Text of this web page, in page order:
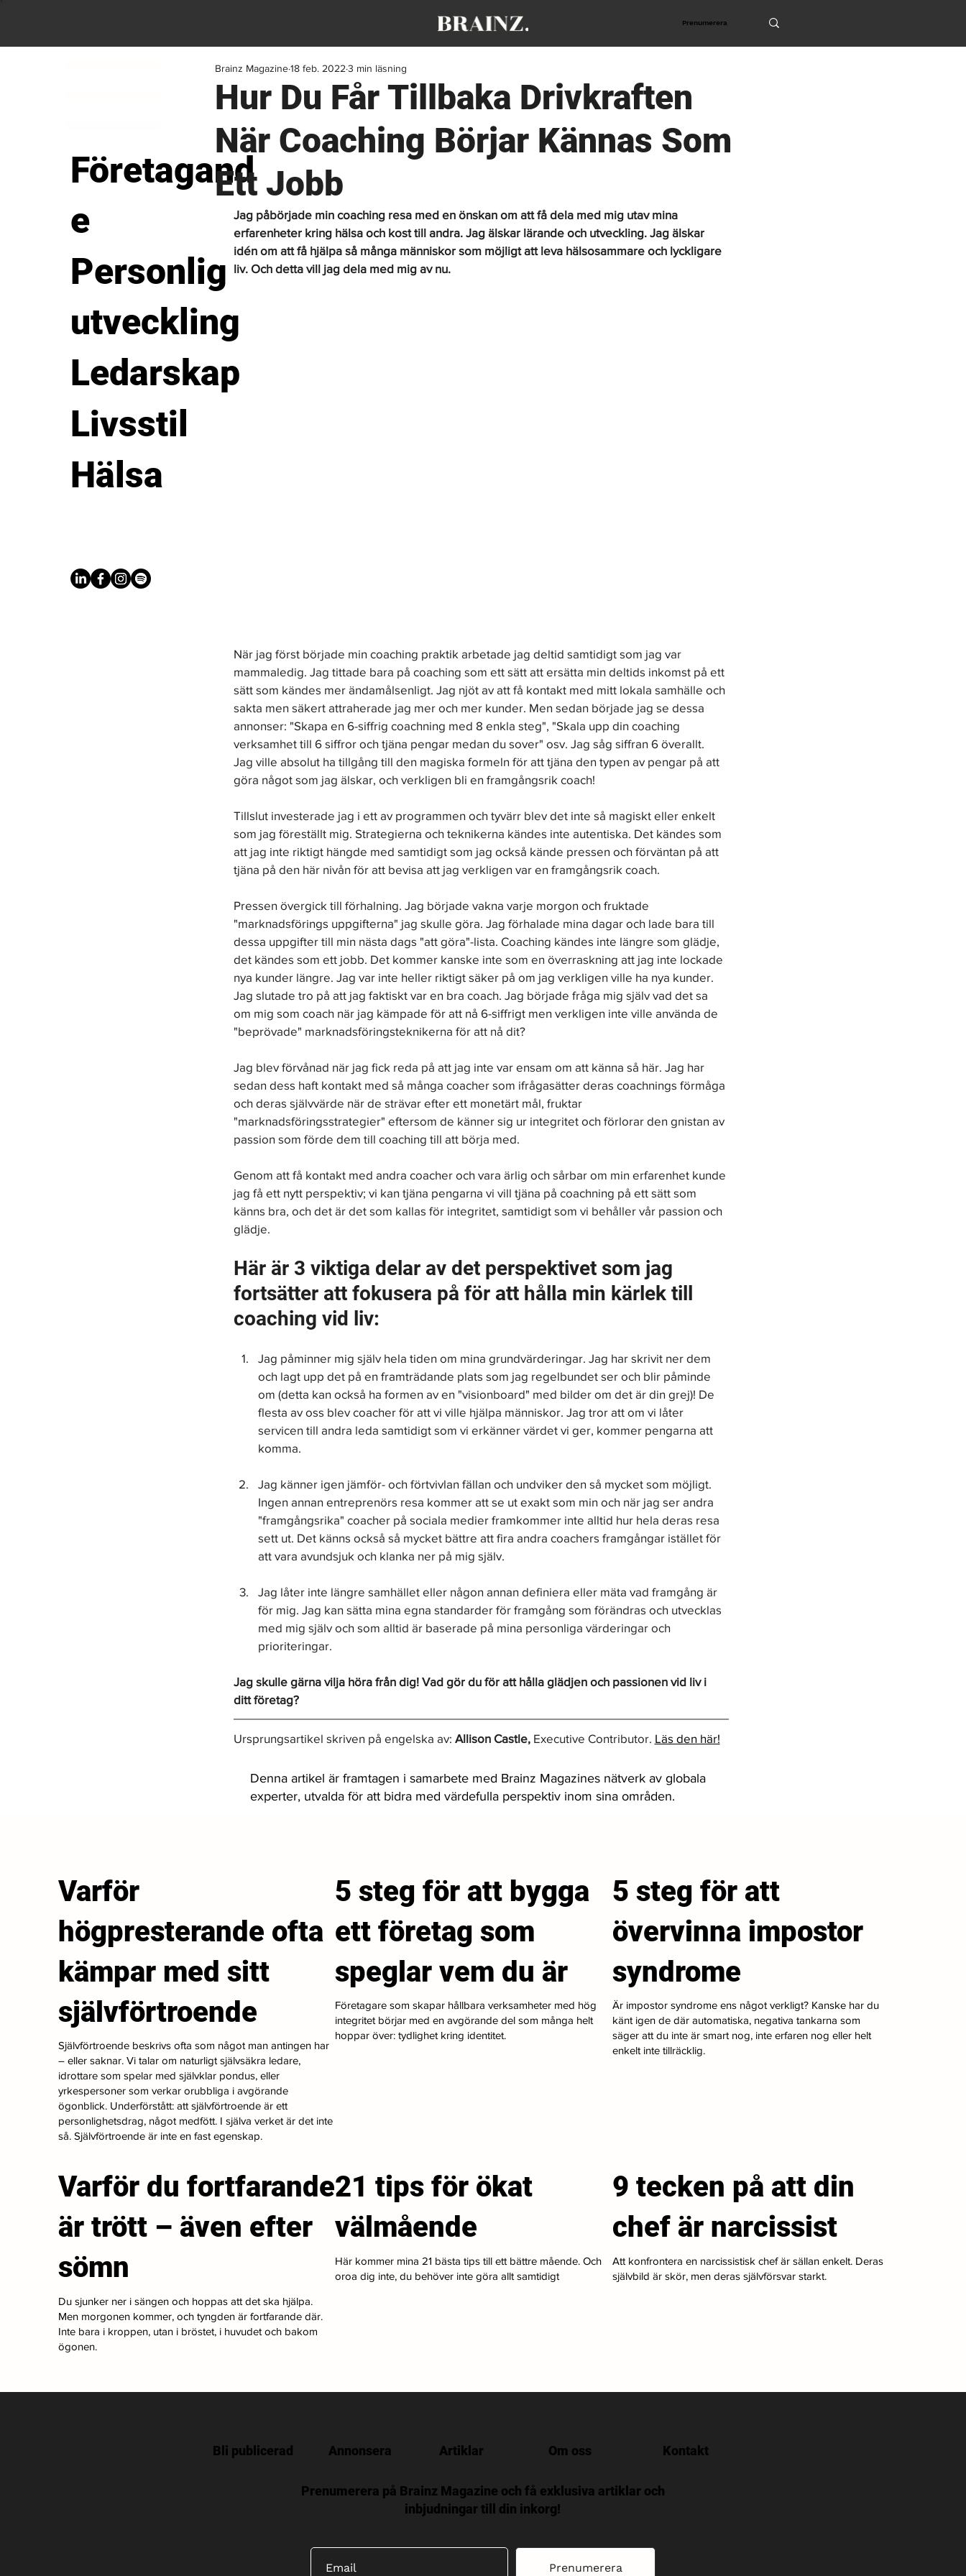
Prenumerera
Företagand
e
Personlig
utveckling
Ledarskap
Livsstil
Hälsa
Hur Du Får Tillbaka Drivkraften
När Coaching Börjar Kännas Som
Ett Jobb
Brainz Magazine 18 feb. 2022 3 min läsning
Jag påbörjade min coaching resa med en önskan om att få dela med mig utav mina
erfarenheter kring hälsa och kost till andra. Jag älskar lärande och utveckling. Jag älskar
idén om att få hjälpa så många människor som möjligt att leva hälsosammare och lyckligare
liv. Och detta vill jag dela med mig av nu.
När jag först började min coaching praktik arbetade jag deltid samtidigt som jag var
mammaledig. Jag tittade bara på coaching som ett sätt att ersätta min deltids inkomst på ett
sätt som kändes mer ändamålsenligt. Jag njöt av att få kontakt med mitt lokala samhälle och
sakta men säkert attraherade jag mer och mer kunder. Men sedan började jag se dessa
annonser: "Skapa en 6-siffrig coachning med 8 enkla steg", "Skala upp din coaching
verksamhet till 6 siffror och tjäna pengar medan du sover" osv. Jag såg siffran 6 överallt.
Jag ville absolut ha tillgång till den magiska formeln för att tjäna den typen av pengar på att
göra något som jag älskar, och verkligen bli en framgångsrik coach!
Tillslut investerade jag i ett av programmen och tyvärr blev det inte så magiskt eller enkelt
som jag föreställt mig. Strategierna och teknikerna kändes inte autentiska. Det kändes som
att jag inte riktigt hängde med samtidigt som jag också kände pressen och förväntan på att
tjäna på den här nivån för att bevisa att jag verkligen var en framgångsrik coach.
Pressen övergick till förhalning. Jag började vakna varje morgon och fruktade
"marknadsförings uppgifterna" jag skulle göra. Jag förhalade mina dagar och lade bara till
dessa uppgifter till min nästa dags "att göra"-lista. Coaching kändes inte längre som glädje,
det kändes som ett jobb. Det kommer kanske inte som en överraskning att jag inte lockade
nya kunder längre. Jag var inte heller riktigt säker på om jag verkligen ville ha nya kunder.
Jag slutade tro på att jag faktiskt var en bra coach. Jag började fråga mig själv vad det sa
om mig som coach när jag kämpade för att nå 6-siffrigt men verkligen inte ville använda de
"beprövade" marknadsföringsteknikerna för att nå dit?
Jag blev förvånad när jag fick reda på att jag inte var ensam om att känna så här. Jag har
sedan dess haft kontakt med så många coacher som ifrågasätter deras coachnings förmåga
och deras självvärde när de strävar efter ett monetärt mål, fruktar
"marknadsföringsstrategier" eftersom de känner sig ur integritet och förlorar den gnistan av
passion som förde dem till coaching till att börja med.
Genom att få kontakt med andra coacher och vara ärlig och sårbar om min erfarenhet kunde
jag få ett nytt perspektiv; vi kan tjäna pengarna vi vill tjäna på coachning på ett sätt som
känns bra, och det är det som kallas för integritet, samtidigt som vi behåller vår passion och
glädje.
Här är 3 viktiga delar av det perspektivet som jag
fortsätter att fokusera på för att hålla min kärlek till
coaching vid liv:
Jag påminner mig själv hela tiden om mina grundvärderingar. Jag har skrivit ner dem
och lagt upp det på en framträdande plats som jag regelbundet ser och blir påminde
om (detta kan också ha formen av en "visionboard" med bilder om det är din grej)! De
flesta av oss blev coacher för att vi ville hjälpa människor. Jag tror att om vi låter
servicen till andra leda samtidigt som vi erkänner värdet vi ger, kommer pengarna att
komma.
Jag känner igen jämför- och förtvivlan fällan och undviker den så mycket som möjligt.
Ingen annan entreprenörs resa kommer att se ut exakt som min och när jag ser andra
"framgångsrika" coacher på sociala medier framkommer inte alltid hur hela deras resa
sett ut. Det känns också så mycket bättre att fira andra coachers framgångar istället för
att vara avundsjuk och klanka ner på mig själv.
Jag låter inte längre samhället eller någon annan definiera eller mäta vad framgång är
för mig. Jag kan sätta mina egna standarder för framgång som förändras och utvecklas
med mig själv och som alltid är baserade på mina personliga värderingar och
prioriteringar.
Jag skulle gärna vilja höra från dig! Vad gör du för att hålla glädjen och passionen vid liv i
ditt företag?
Ursprungsartikel skriven på engelska av: Allison Castle, Executive Contributor. Läs den här!
Denna artikel är framtagen i samarbete med Brainz Magazines nätverk av globala
experter, utvalda för att bidra med värdefulla perspektiv inom sina områden.
Varför
högpresterande ofta
kämpar med sitt
självförtroende
Självförtroende beskrivs ofta som något man antingen har
– eller saknar. Vi talar om naturligt självsäkra ledare,
idrottare som spelar med självklar pondus, eller
yrkespersoner som verkar orubbliga i avgörande
ögonblick. Underförstått: att självförtroende är ett
personlighetsdrag, något medfött. I själva verket är det inte
så. Självförtroende är inte en fast egenskap.
5 steg för att bygga
ett företag som
speglar vem du är
Företagare som skapar hållbara verksamheter med hög
integritet börjar med en avgörande del som många helt
hoppar över: tydlighet kring identitet.
5 steg för att
övervinna impostor
syndrome
Är impostor syndrome ens något verkligt? Kanske har du
känt igen de där automatiska, negativa tankarna som
säger att du inte är smart nog, inte erfaren nog eller helt
enkelt inte tillräcklig.
Varför du fortfarande
är trött – även efter
sömn
Du sjunker ner i sängen och hoppas att det ska hjälpa.
Men morgonen kommer, och tyngden är fortfarande där.
Inte bara i kroppen, utan i bröstet, i huvudet och bakom
ögonen.
21 tips för ökat
välmående
Här kommer mina 21 bästa tips till ett bättre mående. Och
oroa dig inte, du behöver inte göra allt samtidigt
9 tecken på att din
chef är narcissist
Att konfrontera en narcissistisk chef är sällan enkelt. Deras
självbild är skör, men deras självförsvar starkt.
Bli publicerad Annonsera Artiklar Om oss Kontakt
Prenumerera på Brainz Magazine och få exklusiva artiklar och
inbjudningar till din inkorg!
Prenumerera